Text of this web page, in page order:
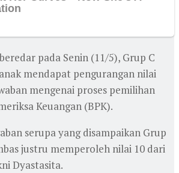
pada Senin (11/5), Grup C
mendapat pengurangan nilai
mengenai proses pemilihan
Keuangan (BPK).
serupa yang disampaikan Grup
justru memperoleh nilai 10 dari
Dyastasita.